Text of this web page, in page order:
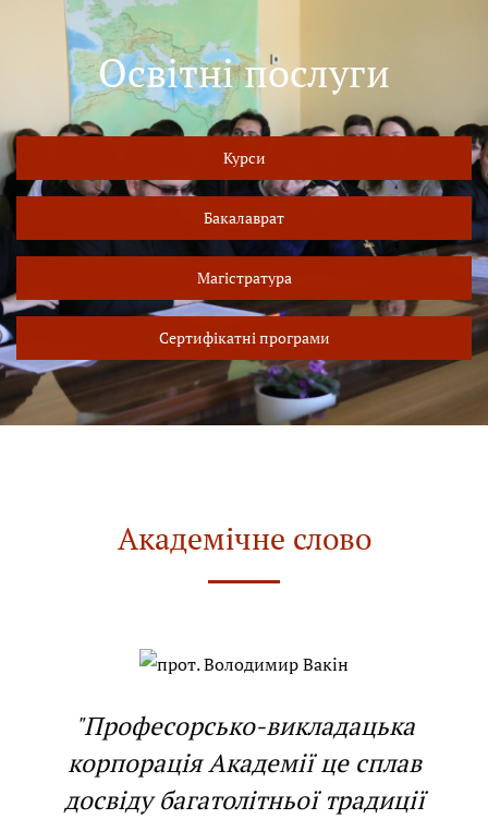
Освітні послуги
Курси
Бакалаврат
Магістратура
Сертифікатні програми
Академічне слово
"Професорсько-викладацька
корпорація Академії це сплав
досвіду багатолітньої традиції